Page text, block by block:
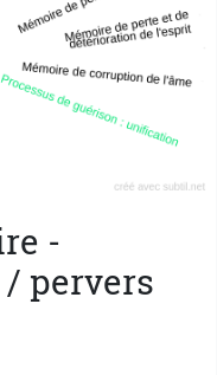
-
pervers